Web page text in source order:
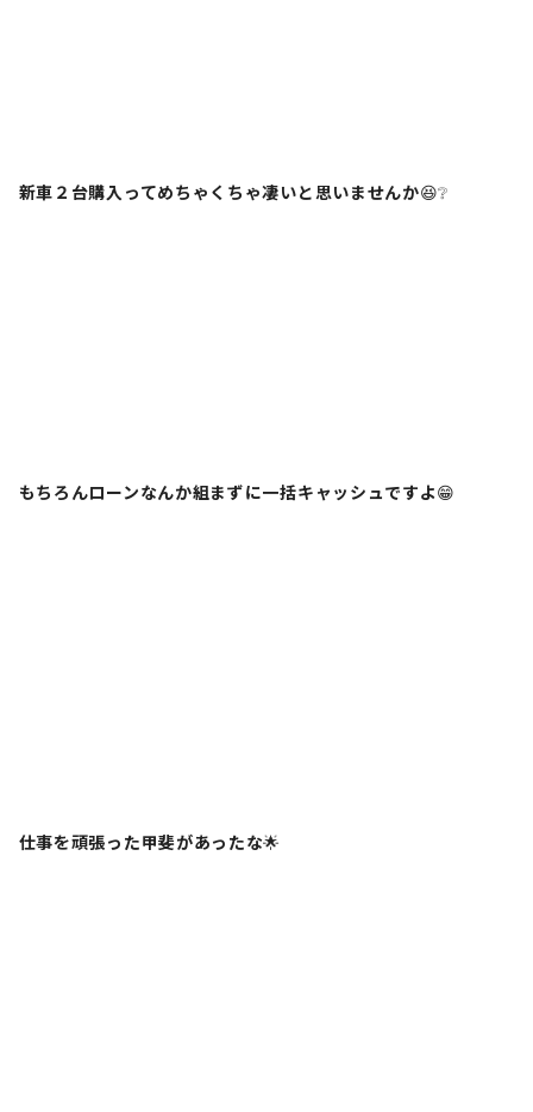
新車２台購入ってめちゃくちゃ凄いと思いませんか😆❔
もちろんローンなんか組まずに一括キャッシュですよ😁
仕事を頑張った甲斐があったな🌟